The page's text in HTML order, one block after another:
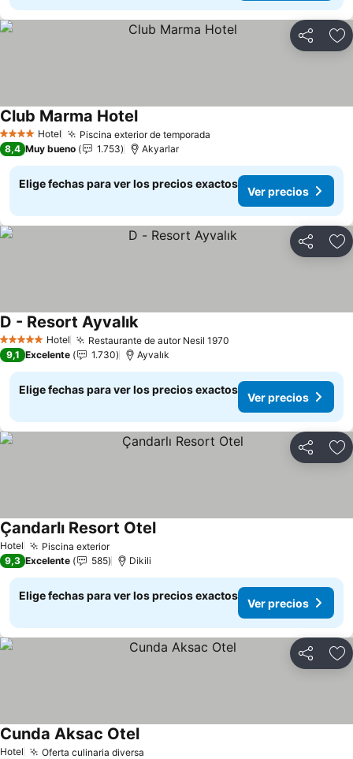
Compartir
4 EstrellasHotel Piscina exterior de temporada
Club Marma HotelVer precios
8,4 Muy bueno 1.753 Akyarlar
Elige fechas para ver los precios exactos
Ver precios
Compartir
5 Estrellas Hotel Restaurante de autor Nesil 1970
D - Resort AyvalıkVer precios
9,1 Excelente 1.730 Ayvalık
Elige fechas para ver los precios exactos
Ver precios
Compartir
Hotel Piscina exteriorVer precios
Çandarlı Resort OtelVer precios
9,3 Excelente 585 Dikili
Elige fechas para ver los precios exactos
Ver precios
Compartir
Hotel Oferta culinaria diversa
Cunda Aksac OtelVer precios